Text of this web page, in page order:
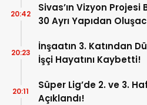
Sivas’ın Vizyon Projesi
30 Ayrı Yapıdan
20:42
İnşaatın 3. Katından
İşçi Hayatını Kaybetti!
20:23
Süper Lig’de 2. ve 3.
Açıklandı!
20:11